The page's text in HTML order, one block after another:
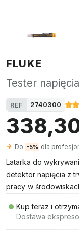
FLUKE
Tester
REF 2740300
Do -5% dla
Latarka do
detektor napięcia z
pracy w
Kup teraz i
Dostawa